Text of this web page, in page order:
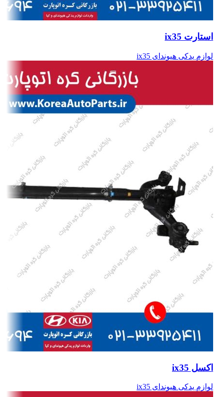
استارت ix35
لوازم یدکی هیوندای ix35
اکسل ix35
لوازم یدکی هیوندای ix35